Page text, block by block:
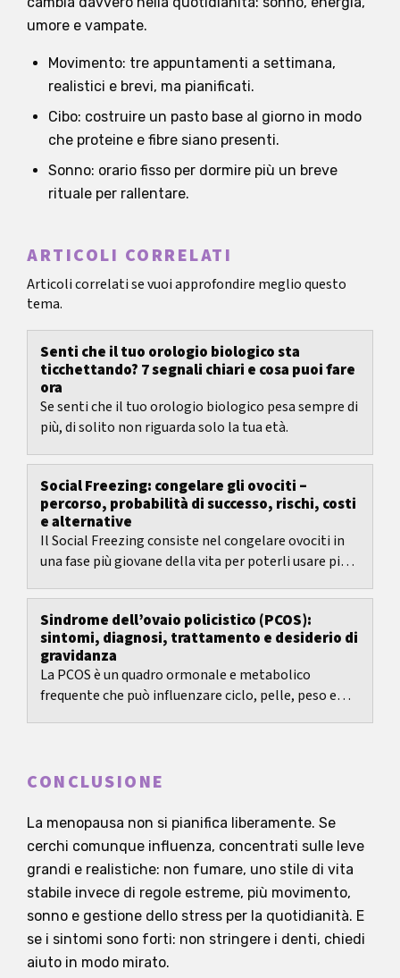
umore e vampate.
Movimento: tre appuntamenti a settimana,
realistici e brevi, ma pianificati.
Cibo: costruire un pasto base al giorno in modo
che proteine e fibre siano presenti.
Sonno: orario fisso per dormire più un breve
rituale per rallentare.
ARTICOLI CORRELATI
Articoli correlati se vuoi approfondire meglio questo
tema.
Senti che il tuo orologio biologico sta
ticchettando? 7 segnali chiari e cosa puoi fare
ora
Se senti che il tuo orologio biologico pesa sempre di
più, di solito non riguarda solo la tua età.
Social Freezing: congelare gli ovociti –
percorso, probabilità di successo, rischi, costi
e alternative
Il Social Freezing consiste nel congelare ovociti in
una fase più giovane della vita per poterli usare più
Sindrome dell’ovaio policistico (PCOS):
sintomi, diagnosi, trattamento e desiderio di
gravidanza
La PCOS è un quadro ormonale e metabolico
frequente che può influenzare ciclo, pelle, peso e
CONCLUSIONE
La menopausa non si pianifica liberamente. Se
cerchi comunque influenza, concentrati sulle leve
grandi e realistiche: non fumare, uno stile di vita
stabile invece di regole estreme, più movimento,
sonno e gestione dello stress per la quotidianità. E
se i sintomi sono forti: non stringere i denti, chiedi
aiuto in modo mirato.